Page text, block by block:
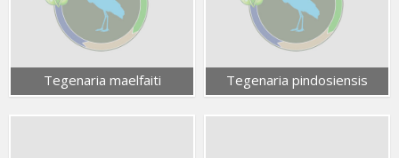
Tegenaria maelfaiti Tegenaria pindosiensis